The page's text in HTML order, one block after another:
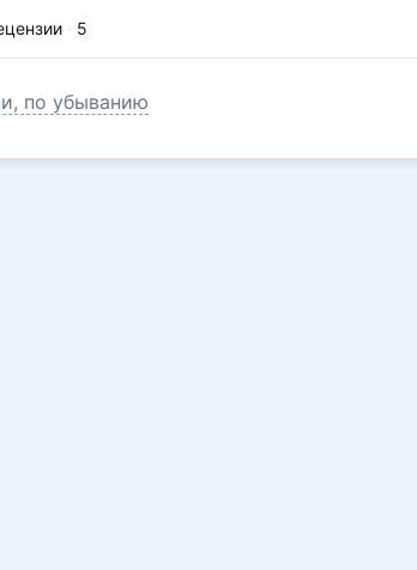
· 5
по убыванию